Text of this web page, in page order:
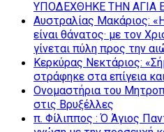
ΥΠΟΔΕΧΘΗΚΕ ΤΗΝ ΑΓΙΑ
Αυστραλίας Μακάριος:
είναι θάνατος· με τον
γίνεται πύλη προς την
Κερκύρας Νεκτάριος:
στράφηκε στα επίγεια
Ονομαστήρια του
στις Βρυξέλλες
π. Φίλιππος : Ό Άγιος